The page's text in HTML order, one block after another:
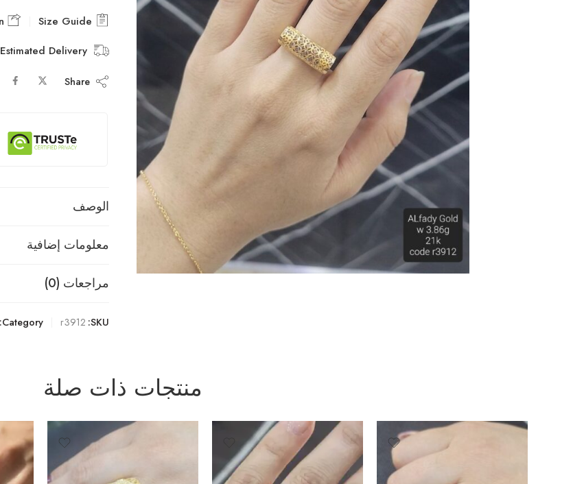
Estimated Delivery:
الوصف
معلومات إضافية
مراجعات (0)
SKU:
r3912
Category:
منتجات ذات صلة